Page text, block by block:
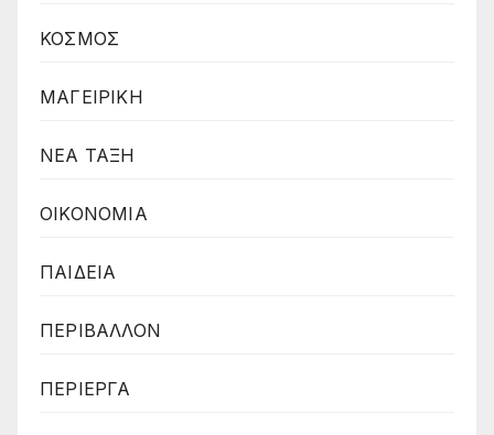
ΚΟΣΜΟΣ
ΜΑΓΕΙΡΙΚΗ
ΝΕΑ ΤΑΞΗ
ΟΙΚΟΝΟΜΙΑ
ΠΑΙΔΕΙΑ
ΠΕΡΙΒΑΛΛΟΝ
ΠΕΡΙΕΡΓΑ